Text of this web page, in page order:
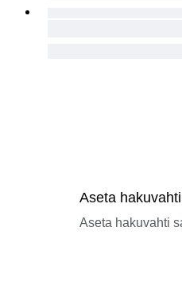
Aseta hakuvahti
Aseta hakuvahti